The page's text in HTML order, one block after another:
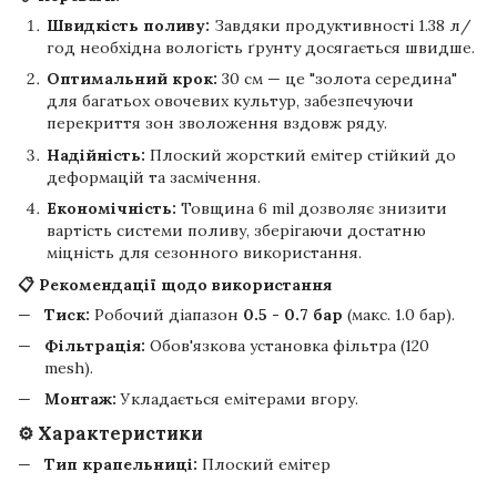
Швидкість поливу: Завдяки продуктивності 1.38 л/
год необхідна вологість ґрунту досягається швидше.
Оптимальний крок: 30 см — це "золота середина"
для багатьох овочевих культур, забезпечуючи
перекриття зон зволоження вздовж ряду.
Надійність: Плоский жорсткий емітер стійкий до
деформацій та засмічення.
Економічність: Товщина 6 mil дозволяє знизити
вартість системи поливу, зберігаючи достатню
міцність для сезонного використання.
📋 Рекомендації щодо використання
Тиск: Робочий діапазон 0.5 - 0.7 бар (макс. 1.0 бар).
Фільтрація: Обов'язкова установка фільтра (120
mesh).
Монтаж: Укладається емітерами вгору.
⚙️ Характеристики
Тип крапельниці: Плоский емітер